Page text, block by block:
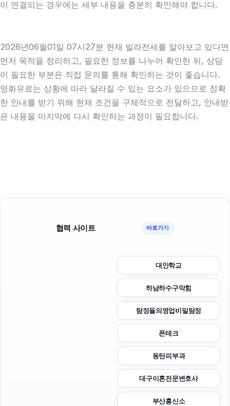
이 연결되는 경우에는 세부 내용을 충분히 확인해야 합니다.
2026년06월01일 07시27분 현재 빌라전세를 알아보고 있다면
먼저 목적을 정리하고, 필요한 정보를 나누어 확인한 뒤, 상담
이 필요한 부분은 직접 문의를 통해 확인하는 것이 좋습니다.
영화유료는 상황에 따라 달라질 수 있는 요소가 있으므로 정확
한 안내를 받기 위해 현재 조건을 구체적으로 전달하고, 안내받
은 내용을 마지막에 다시 확인하는 과정이 필요합니다.
협력 사이트 바로가기
대안학교
하남하수구막힘
탐정들의영업비밀탐정
폰테크
동탄피부과
대구이혼전문변호사
부산흥신소